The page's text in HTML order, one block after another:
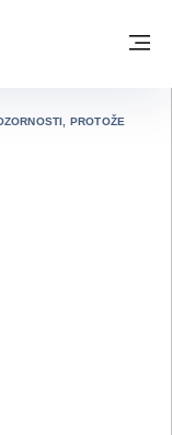
- WEBOVÁ
PROTOŽE